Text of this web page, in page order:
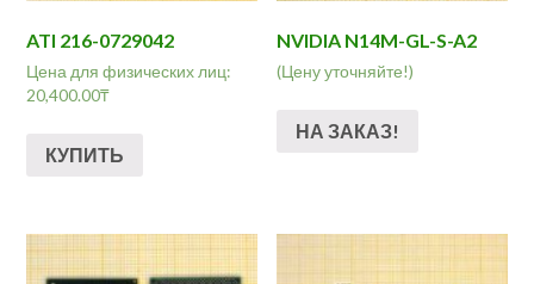
ATI 216-0729042
Цена для физических лиц:
20,400.00₸
КУПИТЬ
NVIDIA N14M-GL-S-A2
(Цену уточняйте!)
НА ЗАКАЗ!